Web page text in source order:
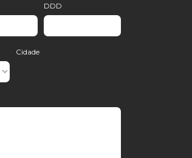
DDD
Cidade